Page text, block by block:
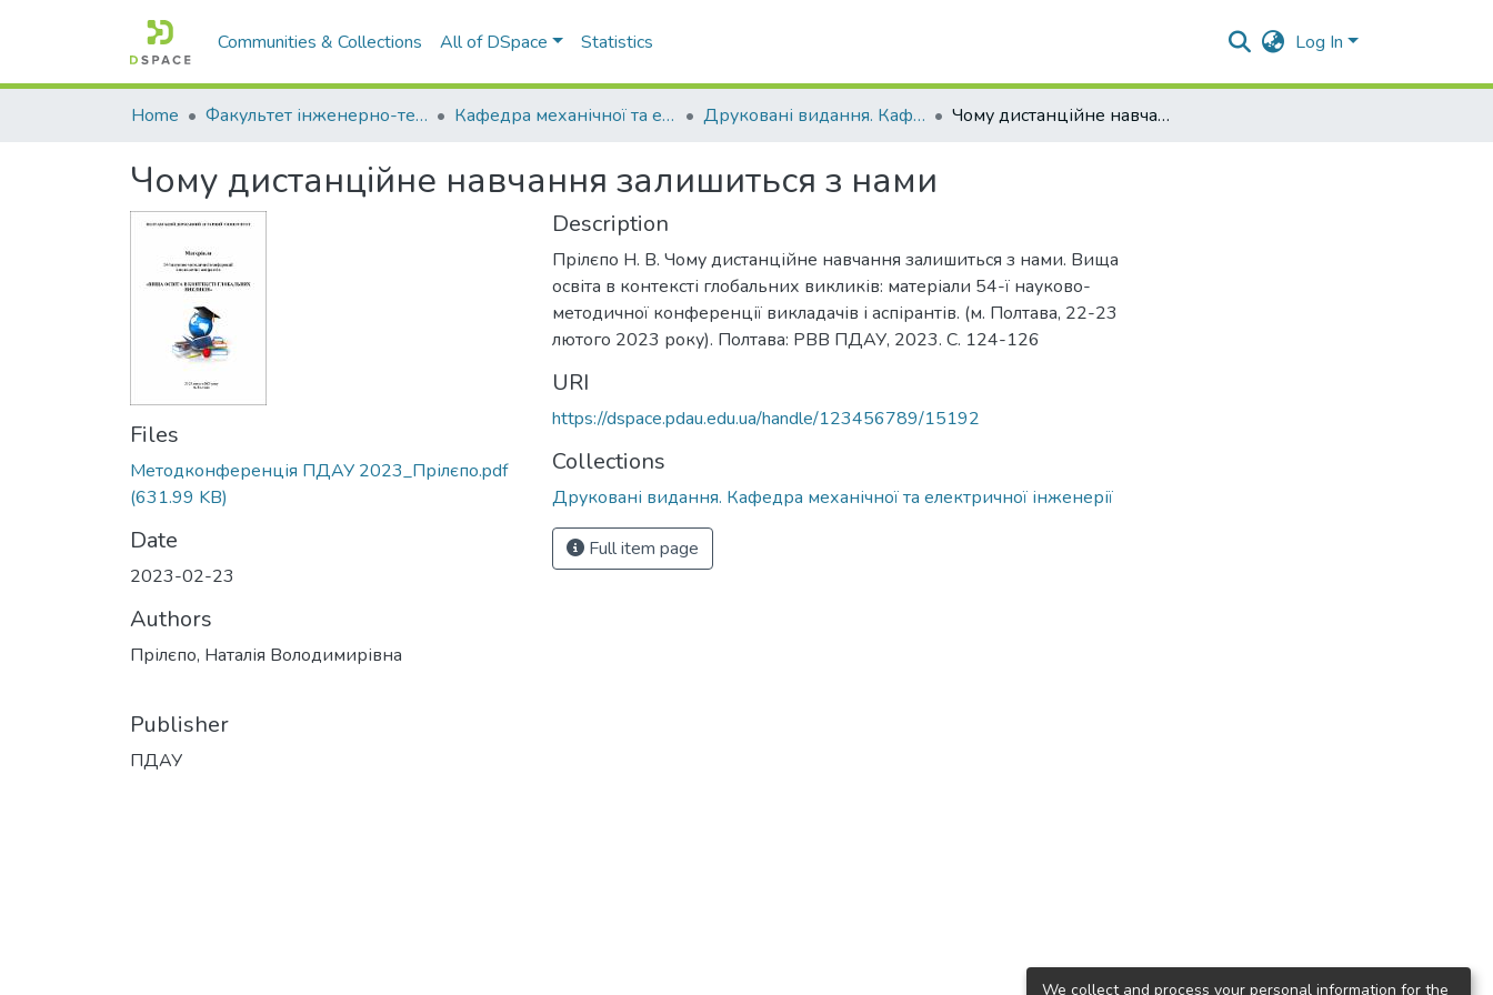
Communities & Collections All of DSpace Statistics Log In
Home Факультет інженерно-технологічний Кафедра механічної та електричної інженерії Друковані видання. Кафедра механічної та електричної інженерії Чому дистанційне навчання залишиться з нами
Чому дистанційне навчання залишиться з нами
Files
Методконференція ПДАУ 2023_Прілєпо.pdf
(631.99 KB)
Date
2023-02-23
Authors
Прілєпо, Наталія Володимирівна
Publisher
ПДАУ
Description
Прілєпо Н. В. Чому дистанційне навчання залишиться з нами. Вища
освіта в контексті глобальних викликів: матеріали 54-ї науково-
методичної конференції викладачів і аспірантів. (м. Полтава, 22-23
лютого 2023 року). Полтава: РВВ ПДАУ, 2023. С. 124-126
URI
https://dspace.pdau.edu.ua/handle/123456789/15192
Collections
Друковані видання. Кафедра механічної та електричної інженерії
Full item page
We collect and process your personal information for the